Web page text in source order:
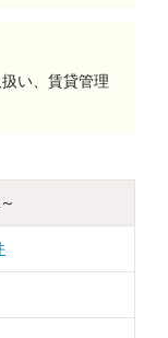
い、賃貸管理